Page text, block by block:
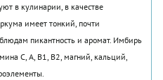
в кулинарии, в качестве
имеет тонкий, почти
пикантность и аромат. Имбирь
С, А, В1, В2, магний, кальций,